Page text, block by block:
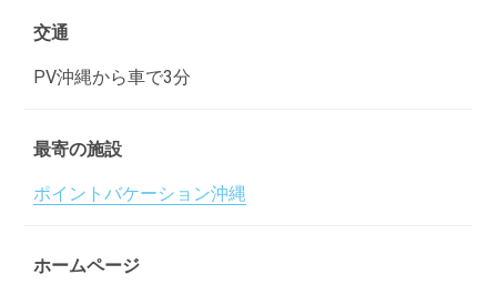
交通
PV沖縄から車で3分
最寄の施設
ポイントバケーション沖縄
ホームページ